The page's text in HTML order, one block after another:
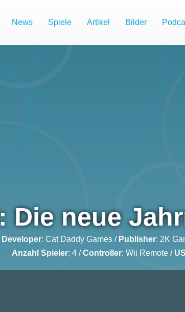
News Spiele Artikel Bilder
Die neue
Developer: Cat Daddy Games / Publisher: 2K
Anzahl Spieler: 4 /Controller: Wii Remote /